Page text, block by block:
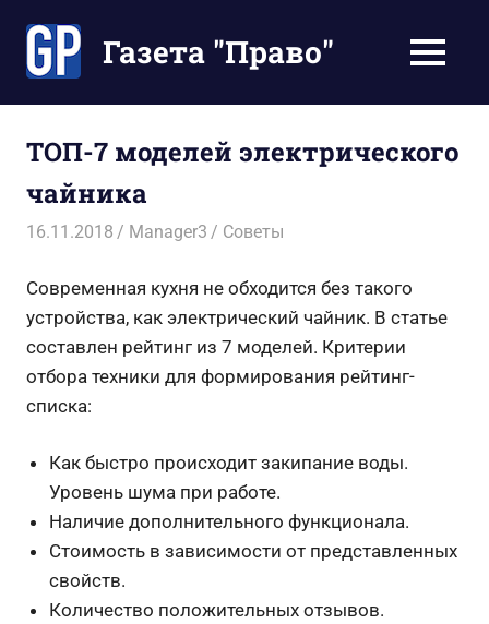
содержимомуГазета "Право"
экономят
Ваше
время
МЕНЮ
ТОП-7 моделей электрического
чайника
16.11.2018 Manager3 Советы
Современная кухня не обходится без такого
устройства, как электрический чайник. В статье
составлен рейтинг из 7 моделей. Критерии
отбора техники для формирования рейтинг-
списка:
Как быстро происходит закипание воды.
Уровень шума при работе.
Наличие дополнительного функционала.
Стоимость в зависимости от представленных
свойств.
Количество положительных отзывов.